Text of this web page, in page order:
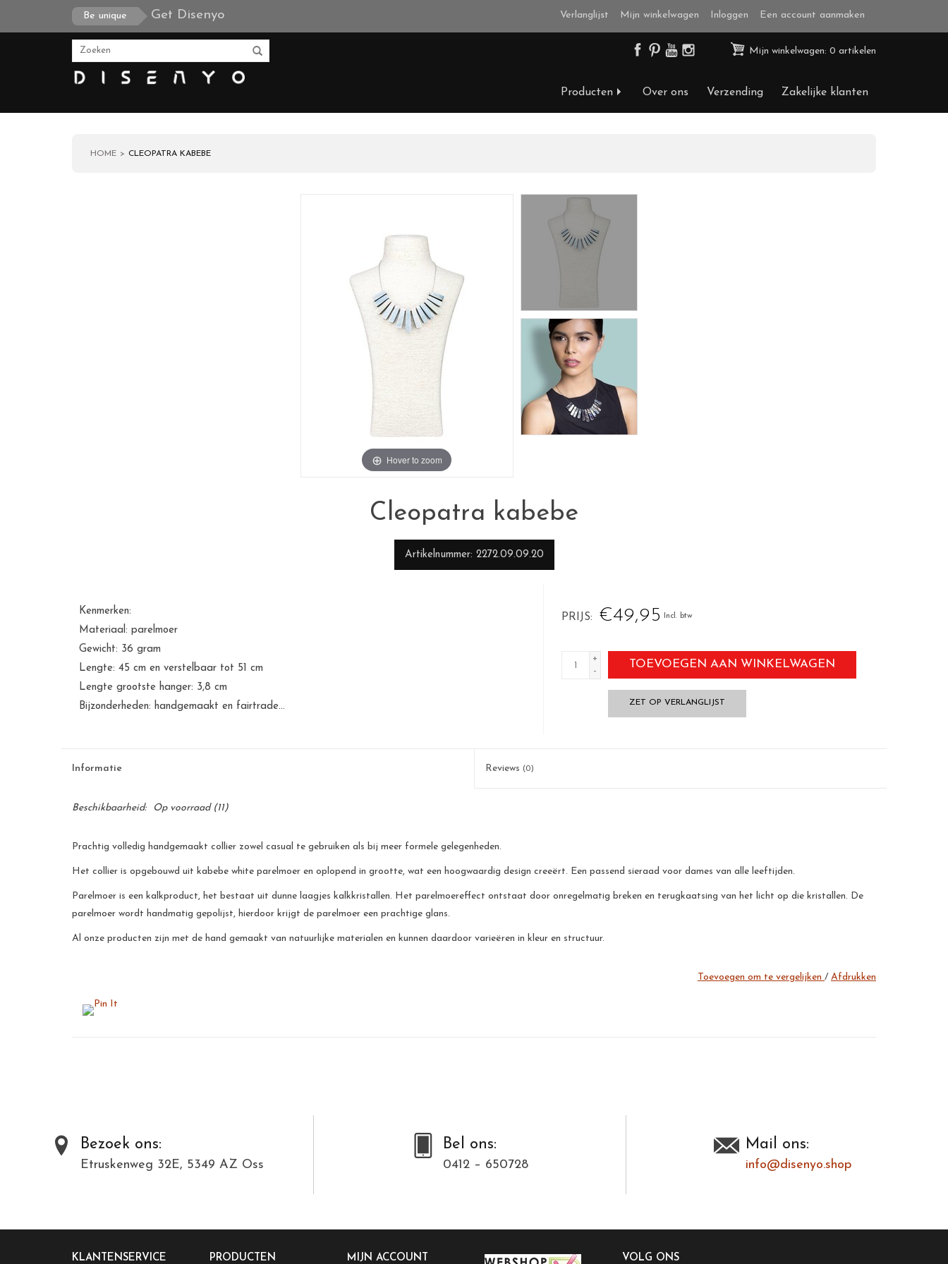
Be unique Get Disenyo Verlanglijst Mijn winkelwagen Inloggen Een account aanmaken
Mijn winkelwagen: 0 artikelen
Producten Over ons Verzending Zakelijke klanten
HOME CLEOPATRA KABEBE
Hover to zoom
Cleopatra kabebe
Artikelnummer 2272.09.09.20
PRIJS €49,95 Incl. btw
+
-
TOEVOEGEN AAN WINKELWAGEN
ZET OP VERLANGLIJST
Kenmerken:
Materiaal: parelmoer
Gewicht: 36 gram
Lengte: 45 cm en verstelbaar tot 51 cm
Lengte grootste hanger: 3,8 cm
Bijzonderheden: handgemaakt en fairtrade...
Informatie Reviews (0)
Beschikbaarheid: Op voorraad(11)
Prachtig volledig handgemaakt collier zowel casual te gebruiken als bij meer formele gelegenheden.
Het collier is opgebouwd uit kabebe white parelmoer en oplopend in grootte, wat een hoogwaardig design creeërt. Een passend sieraad voor dames van alle leeftijden.
Parelmoer is een kalkproduct, het bestaat uit dunne laagjes kalkkristallen. Het parelmoereffect ontstaat door onregelmatig breken en terugkaatsing van het licht op die kristallen. De
parelmoer wordt handmatig gepolijst, hierdoor krijgt de parelmoer een prachtige glans.
Al onze producten zijn met de hand gemaakt van natuurlijke materialen en kunnen daardoor varieëren in kleur en structuur.
Toevoegen om te vergelijken / Afdrukken
Bezoek ons:
Etruskenweg 32E, 5349 AZ Oss
Bel ons:
0412 – 650728
Mail ons:
info@disenyo.shop
KLANTENSERVICE PRODUCTEN MIJN ACCOUNT VOLG ONS